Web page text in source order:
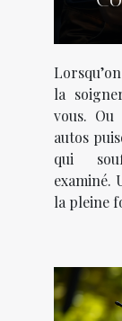
la
vous.
autos
qui
examiné.
la pleine